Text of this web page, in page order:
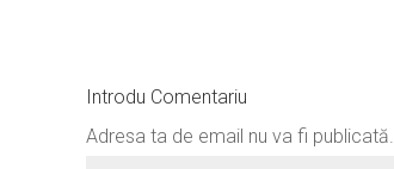
Introdu Comentariu
Adresa ta de email nu va fi publicată.